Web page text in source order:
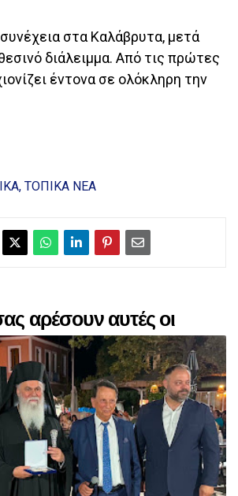
στα Καλάβρυτα, μετά
διάλειμμα. Από τις πρώτες
έντονα σε ολόκληρη την
ΤΟΠΙΚΑ ΝΕΑ
αρέσουν αυτές οι